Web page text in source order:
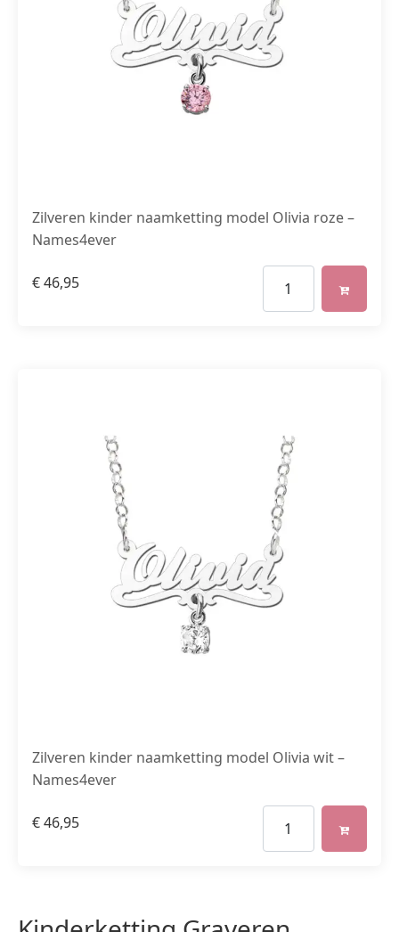
Zilveren kinder naamketting model Olivia roze –
Names4ever
€46,95
Zilveren kinder naamketting model Olivia wit –
Names4ever
€46,95